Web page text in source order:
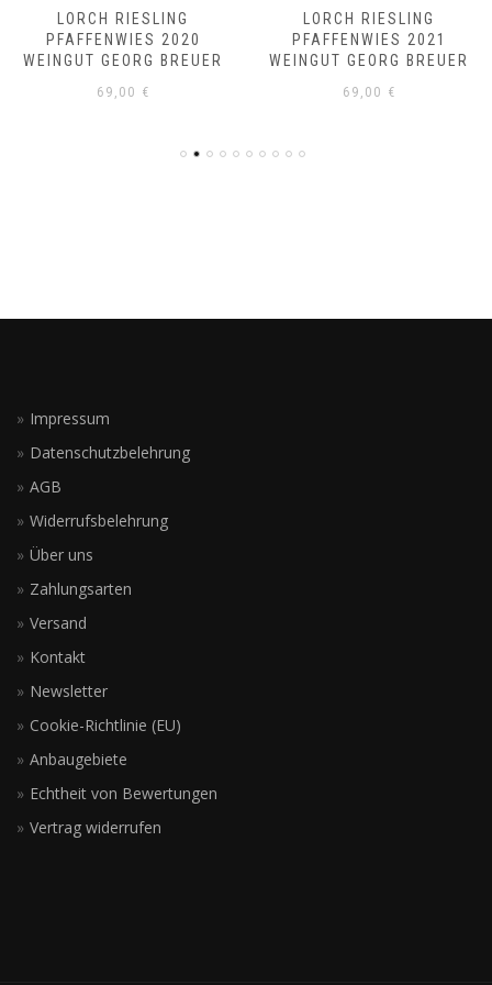
LORCH RIESLING
PFAFFENWIES 2020
WEINGUT GEORG BREUER
69,00 €
LORCH RIESLING
PFAFFENWIES 2021
WEINGUT GEORG BREUER
69,00 €
Impressum
Datenschutzbelehrung
AGB
Widerrufsbelehrung
Über uns
Zahlungsarten
Versand
Kontakt
Newsletter
Cookie-Richtlinie (EU)
Anbaugebiete
Echtheit von Bewertungen
Vertrag widerrufen